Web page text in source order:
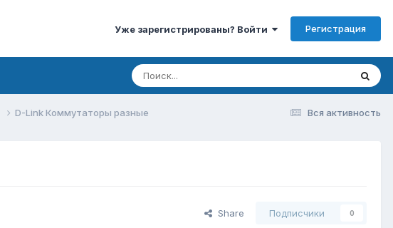
Уже зарегистрированы? Войти Регистрация
Вся активность
D-Link Коммутаторы разные
Share Подписчики 0